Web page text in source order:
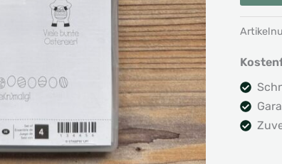
Ei(N)